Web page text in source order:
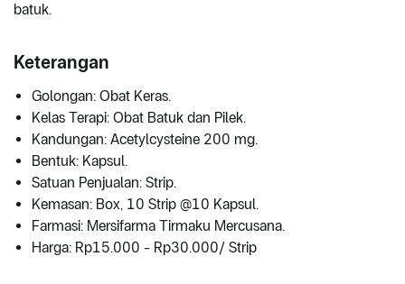
batuk.
Keterangan
Golongan: Obat Keras.
Kelas Terapi: Obat Batuk dan Pilek.
Kandungan: Acetylcysteine 200 mg.
Bentuk: Kapsul.
Satuan Penjualan: Strip.
Kemasan: Box, 10 Strip @10 Kapsul.
Farmasi: Mersifarma Tirmaku Mercusana.
Harga: Rp15.000 - Rp30.000/ Strip